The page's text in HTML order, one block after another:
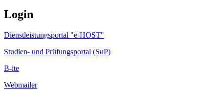
Login
Dienstleistungsportal "e-HOST"
Studien- und Prüfungsportal (SuP)
B-ite
Webmailer